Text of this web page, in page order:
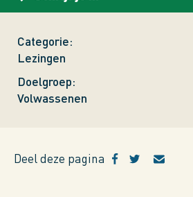
Categorie
Lezingen
Doelgroep
Volwassenen
Deel deze pagina